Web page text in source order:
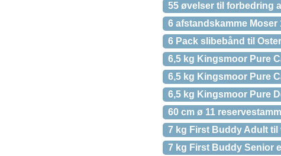
55 øvelser til forbedring
6 afstandskamme Moser
6 Pack slibebånd til
6,5 kg Kingsmoor Pure
6,5 kg Kingsmoor Pure
6,5 kg Kingsmoor Pure
60 cm ø 11
7 kg First Buddy Adult
7 kg First Buddy Senior